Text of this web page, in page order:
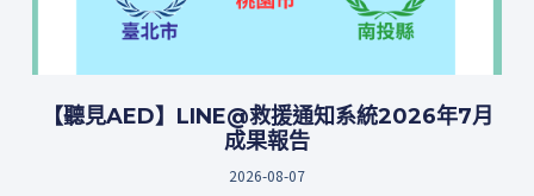
【聽見AED】LINE@救援通知系統2026年7月
成果報告
2026-08-07